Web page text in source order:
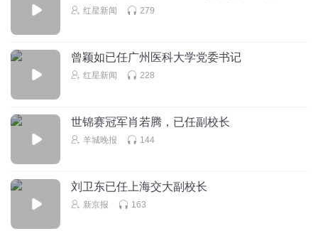
红星新闻 279
曾颖如已任广州医科大学党委书记
红星新闻 228
世锦赛冠军肖若腾，已任副校长
羊城晚报 144
刘卫东已任上海交大副校长
新京报 163